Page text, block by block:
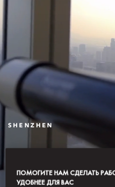
SHENZHEN
STAY
ПОМОГИТЕ НАМ СДЕЛАТЬ
УДОБНЕЕ ДЛЯ ВАС